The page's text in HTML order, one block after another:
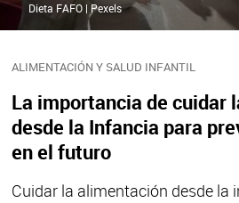
ALIMENTACIÓN Y SALUD INFANTIL
La importancia de cuidar
desde la Infancia para
en el futuro
Cuidar la alimentación desde la
Dieta FAFO | Pexels